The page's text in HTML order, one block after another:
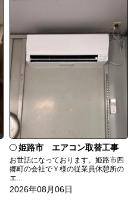
姫路市 エアコン取替工事
お世話になっております。姫路市四
郷町の会社でＹ様の従業員休憩所の
エ...
2026年08月06日